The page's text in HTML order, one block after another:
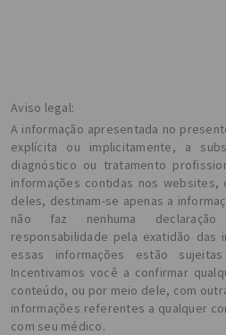
Aviso legal:
A informação apresentada no
explícita ou implicitamente, a
diagnóstico ou tratamento
informações contidas nos websites,
deles, destinam-se apenas a
não faz nenhuma
responsabilidade pela exatidão das
essas informações estão
Incentivamos você a confirmar
conteúdo, ou por meio dele, com
informações referentes a qualquer
com seu médico.